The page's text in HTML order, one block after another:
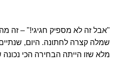
"אבל זה לא מספיק חגיגי!" – זה
שמלה קצרה לחתונה. היום,
מלא שזו הייתה הבחירה הכי